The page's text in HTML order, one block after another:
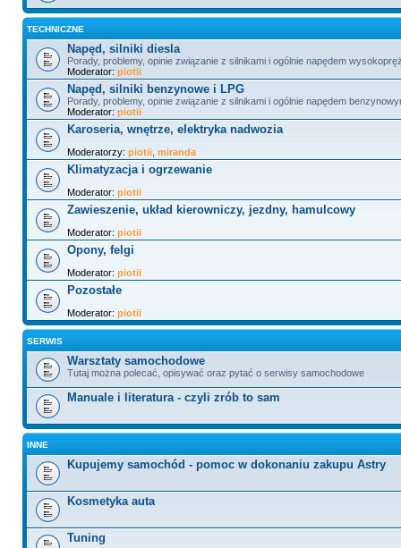
TECHNICZNE
Napęd, silniki diesla
Porady, problemy, opinie związanie z silnikami i ogólnie napędem
Moderator: piotii
Napęd, silniki benzynowe i LPG
Porady, problemy, opinie związanie z silnikami i ogólnie napędem
Moderator: piotii
Karoseria, wnętrze, elektryka nadwozia
Moderatorzy: piotii, miranda
Klimatyzacja i ogrzewanie
Moderator: piotii
Zawieszenie, układ kierowniczy, jezdny, hamulcowy
Moderator: piotii
Opony, felgi
Moderator: piotii
Pozostałe
Moderator: piotii
SERWIS
Warsztaty samochodowe
Tutaj można polecać, opisywać oraz pytać o serwisy samochodowe
Manuale i literatura - czyli zrób to sam
INNE
Kupujemy samochód - pomoc w dokonaniu zakupu Astry
Kosmetyka auta
Tuning